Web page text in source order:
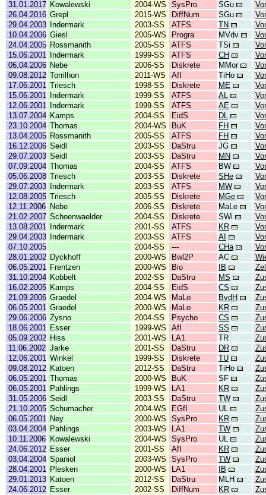
31.01.2017 Kowalewski 2004-WS SysPro SGu
26.04.2016 Grepl 2015-WS DiffNum SGu
29.04.2003
Indermark 2003-SS ATFS TN
10.04.2006 Giesl 2005-WS Progra MVdv
24.04.2005 Rossmanith 2005-SS ATFS TSi
15.06.2001
Indermark 1999-SS ATFS CH
06.04.2006 Nebe 2006-SS Diskrete MMor
09.08.2012 Torrilhon 2011-WS AfI TiHo
17.06.2001 Triesch 1998-SS Diskrete ME
15.06.2001
Indermark 1999-SS ATFS AL
12.06.2001
Indermark 1999-SS ATFS AE
13.07.2004 Kamps 2004-SS EidS DL
23.10.2004 Thomas 2004-WS BuK FH
13.04.2005 Rossmanith 2005-SS ATFS FH
16.12.2006 Seidl 2003-SS DaStru JG
29.07.2003 Seidl 2003-SS DaStru MN
07.09.2004 Thomas 2004-SS ATFS BW
05.06.2008 Triesch 2003-SS Diskrete SHe
29.07.2003
Indermark 2003-SS ATFS MW
12.08.2005 Triesch 2005-SS Diskrete MGe
12.11.2006 Nebe 2006-SS Diskrete MaLe
21.02.2007 Schoenwaelder 2004-SS Diskrete SWi
13.08.2001
Indermark 2001-SS ATFS KR
29.04.2003
Indermark 2003-SS ATFS AI
07.10.2005
2004-SS --- CHa
28.01.2002 Dyckhoff 2000-WS Bwl2P AC
06.05.2001
Frentzen 2000-WS Bio IB
31.10.2004 Kobbelt 2002-SS DaStru MS
16.02.2005 Kamps 2004-SS EidS CS
21.09.2006 Graedel 2004-WS MaLo BvdH
06.05.2001 Graedel 2000-WS MaLo KR
29.06.2006 Zysno 2004-SS Psycho CS
18.06.2001
Esser 1999-WS AfI SS
05.09.2002 Hiss 2001-WS LA1 TR
11.06.2002 Jarke 2001-SS DaStru DR
12.06.2001 Winkel 1999-SS Diskrete TU
09.08.2012 Katoen 2012-SS DaStru TiHo
06.05.2001 Thomas 2000-WS BuK SF
06.05.2001
Pahlings 1999-WS LA1 KR
31.05.2006 Seidl 2003-SS DaStru TW
21.10.2005 Schumacher 2004-WS EGfI UL
06.05.2001
Ney 2000-WS SysPro KR
03.04.2004 Pahlings 2003-WS LA1 TW
10.11.2006 Kowalewski 2004-WS SysPro UL
24.06.2012 Esser 2001-SS AfI KR
03.04.2004 Spaniol 2003-WS SysPro TW
28.04.2001
Plesken 2000-WS LA1 IB
29.01.2013 Katoen 2012-SS DaStru MLH
24.06.2012 Esser 2002-SS DiffNum KR